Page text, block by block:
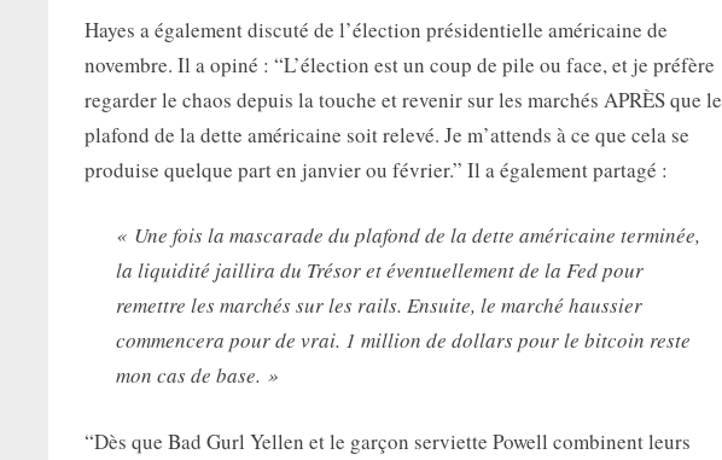
Hayes a également discuté de l’élection présidentielle américaine de
novembre. Il a opiné : “L’élection est un coup de pile ou face, et je préfère
regarder le chaos depuis la touche et revenir sur les marchés APRÈS que le
plafond de la dette américaine soit relevé. Je m’attends à ce que cela se
produise quelque part en janvier ou février.” Il a également partagé :
« Une fois la mascarade du plafond de la dette américaine terminée,
la liquidité jaillira du Trésor et éventuellement de la Fed pour
remettre les marchés sur les rails. Ensuite, le marché haussier
commencera pour de vrai. 1 million de dollars pour le bitcoin reste
mon cas de base. »
“Dès que Bad Gurl Yellen et le garçon serviette Powell combinent leurs